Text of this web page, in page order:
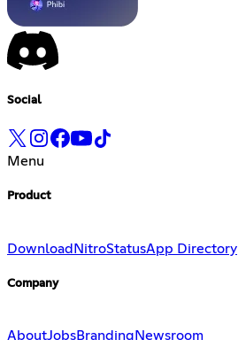
Social
Menu
Product
DownloadNitroStatusApp Directory
Company
AboutJobsBranding Newsroom